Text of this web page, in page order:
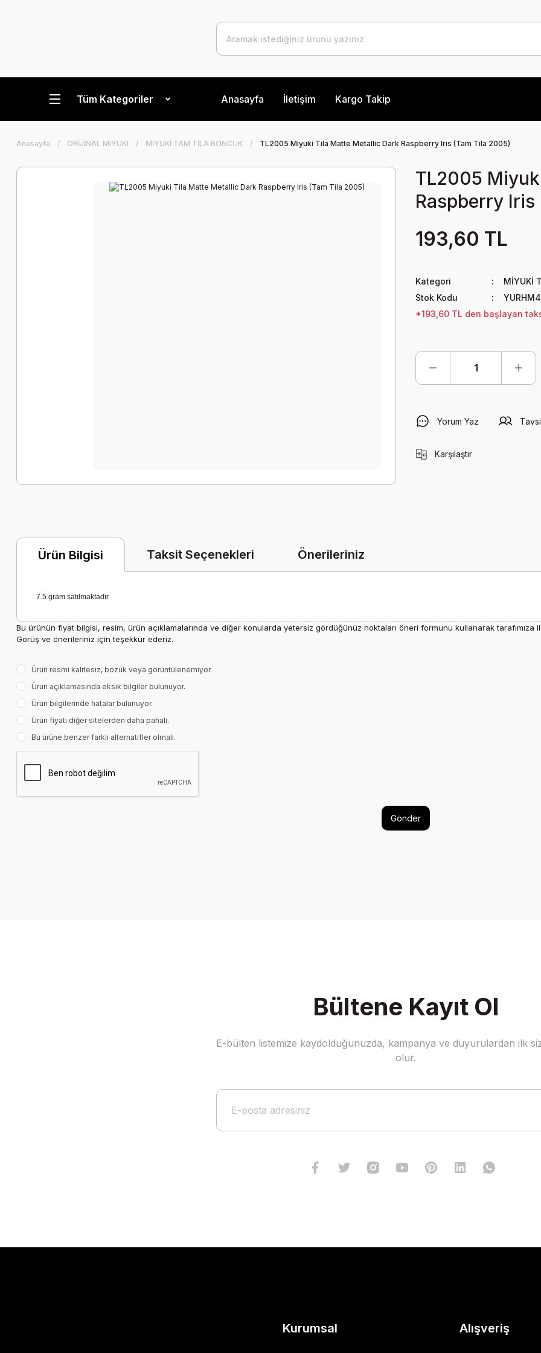
Tüm Kategoriler Anasayfa İletişim Kargo Takip
Anasayfa ORİJİNAL MIYUKI MİYUKİ TAM TİLA BONCUK TL2005 Miyuki Tila Matte Metallic Dark Raspberry Iris (Tam Tila 2005)
TL2005
Raspberry
193,60 TL
Kategori
MİYUKİ
Stok Kodu
*193,60 TL den başlayan
Yorum Yaz
Karşılaştır
Ürün Bilgisi Taksit Seçenekleri Önerileriniz
7.5 gram satılmaktadır.
Bu ürünün fiyat bilgisi, resim, ürün açıklamalarında ve diğer konularda yetersiz gördüğünüz noktaları öneri formunu kullanarak tarafımıza
Görüş ve önerileriniz için teşekkür ederiz.
Ürün resmi kalitesiz, bozuk veya görüntülenemiyor.
Ürün açıklamasında eksik bilgiler bulunuyor.
Ürün bilgilerinde hatalar bulunuyor.
Ürün fiyatı diğer sitelerden daha pahalı.
Bu ürüne benzer farklı alternatifler olmalı.
Gönder
Bültene Kayıt Ol
E-bülten listemize kaydolduğunuzda, kampanya ve duyurulardan ilk
olur.
Kurumsal Alışveriş